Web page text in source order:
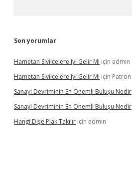
Son yorumlar
Hametan Sivilcelere Iyi Gelir Mi için admin
Hametan Sivilcelere Iyi Gelir Mi için Patron
Sanayi Devriminin En Önemli Buluşu Nedir
Sanayi Devriminin En Önemli Buluşu Nedir
Hangi Dişe Plak Takılır için admin